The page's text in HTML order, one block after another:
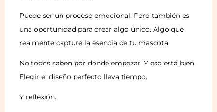
Puede ser un proceso emocional. Pero también es
una oportunidad para crear algo único. Algo que
realmente capture la esencia de tu mascota.
No todos saben por dónde empezar. Y eso está bien.
Elegir el diseño perfecto lleva tiempo.
Y reflexión.